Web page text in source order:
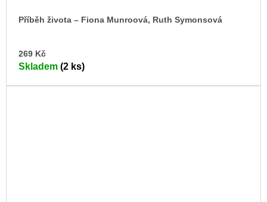
Příběh života – Fiona Munroová, Ruth Symonsová
269 Kč
Skladem (2 ks)